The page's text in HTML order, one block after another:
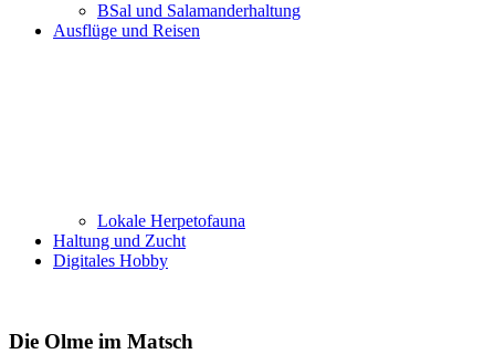
BSal und Salamanderhaltung
Ausflüge und Reisen
Lokale Herpetofauna
Haltung und Zucht
Digitales Hobby
Die Olme im Matsch